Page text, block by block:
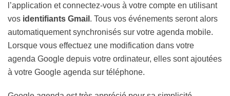
l’application et connectez-vous à votre compte en utilisant
vos identifiants Gmail . Tous vos événements seront alors
automatiquement synchronisés sur votre agenda mobile.
Lorsque vous effectuez une modification dans votre
agenda Google depuis votre ordinateur, elles sont ajoutées
à votre Google agenda sur téléphone.